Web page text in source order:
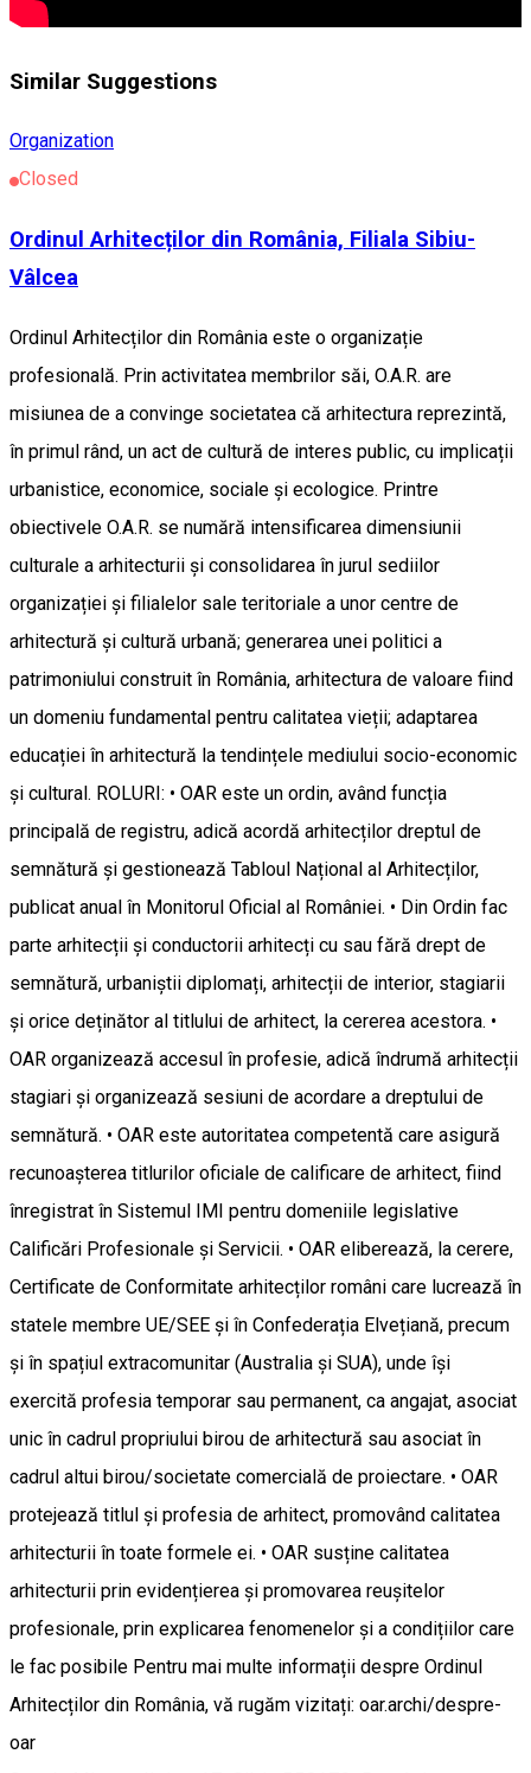
Similar Suggestions
Organization
Closed
Ordinul Arhitecților din România, Filiala Sibiu-
Vâlcea
Ordinul Arhitecților din România este o organizație
profesională. Prin activitatea membrilor săi, O.A.R. are
misiunea de a convinge societatea că arhitectura reprezintă,
în primul rând, un act de cultură de interes public, cu implicații
urbanistice, economice, sociale și ecologice. Printre
obiectivele O.A.R. se numără intensificarea dimensiunii
culturale a arhitecturii și consolidarea în jurul sediilor
organizației și filialelor sale teritoriale a unor centre de
arhitectură și cultură urbană; generarea unei politici a
patrimoniului construit în România, arhitectura de valoare fiind
un domeniu fundamental pentru calitatea vieții; adaptarea
educației în arhitectură la tendințele mediului socio-economic
și cultural. ROLURI: • OAR este un ordin, având funcția
principală de registru, adică acordă arhitecților dreptul de
semnătură și gestionează Tabloul Național al Arhitecților,
publicat anual în Monitorul Oficial al României. • Din Ordin fac
parte arhitecții și conductorii arhitecți cu sau fără drept de
semnătură, urbaniștii diplomați, arhitecții de interior, stagiarii
și orice deținător al titlului de arhitect, la cererea acestora. •
OAR organizează accesul în profesie, adică îndrumă arhitecții
stagiari și organizează sesiuni de acordare a dreptului de
semnătură. • OAR este autoritatea competentă care asigură
recunoașterea titlurilor oficiale de calificare de arhitect, fiind
înregistrat în Sistemul IMI pentru domeniile legislative
Calificări Profesionale și Servicii. • OAR eliberează, la cerere,
Certificate de Conformitate arhitecților români care lucrează în
statele membre UE/SEE și în Confederația Elvețiană, precum
și în spațiul extracomunitar (Australia și SUA), unde își
exercită profesia temporar sau permanent, ca angajat, asociat
unic în cadrul propriului birou de arhitectură sau asociat în
cadrul altui birou/societate comercială de proiectare. • OAR
protejează titlul și profesia de arhitect, promovând calitatea
arhitecturii în toate formele ei. • OAR susține calitatea
arhitecturii prin evidențierea și promovarea reușitelor
profesionale, prin explicarea fenomenelor și a condițiilor care
le fac posibile Pentru mai multe informații despre Ordinul
Arhitecților din România, vă rugăm vizitați: oar.archi/despre-
oar